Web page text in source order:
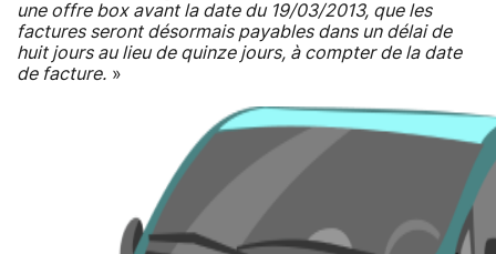
une offre box avant la date du 19/03/2013, que les
factures seront désormais payables dans un délai de
huit jours au lieu de quinze jours, à compter de la date
de facture. »